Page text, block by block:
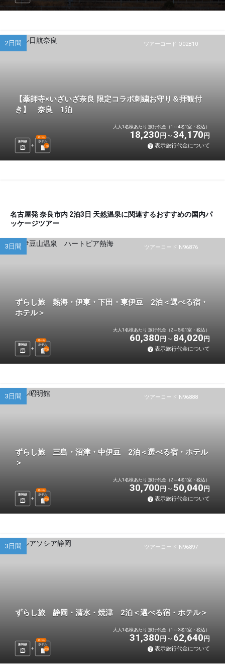
ツアーコード Q02B10
2日間
【薬師寺×いざいざ奈良 限定コラボ刺繍お守り＆拝観付
き】 奈良 1泊
新幹線 ホテル
選べる
1 泊
大人1名様あたり 旅行代金（1～4名1室・税込）
18,230 円 34,170 円
表示旅行代金について
名古屋発 奈良市内 2泊3日 天然温泉に関連するおすすめの国内パ
ッケージツアー
ツアーコード N96876
3日間
ずらし旅 熱海・伊東・下田・東伊豆 2泊＜選べる宿・
ホテル＞
新幹線 ホテル
選べる
2泊
大人1名様あたり 旅行代金（2～5名1室・税込）
60,380 円 84,020 円
表示旅行代金について
ツアーコード N96888
3日間
ずらし旅 三島・沼津・中伊豆 2泊＜選べる宿・ホテル
＞
新幹線 ホテル
選べる
2泊
大人1名様あたり 旅行代金（2～4名1室・税込）
30,700 円 50,040 円
表示旅行代金について
ツアーコード N96897
3日間
ずらし旅 静岡・清水・焼津 2泊＜選べる宿・ホテル＞
新幹線 ホテル
選べる
2泊
大人1名様あたり 旅行代金（1～3名1室・税込）
31,380 円 62,640 円
表示旅行代金について